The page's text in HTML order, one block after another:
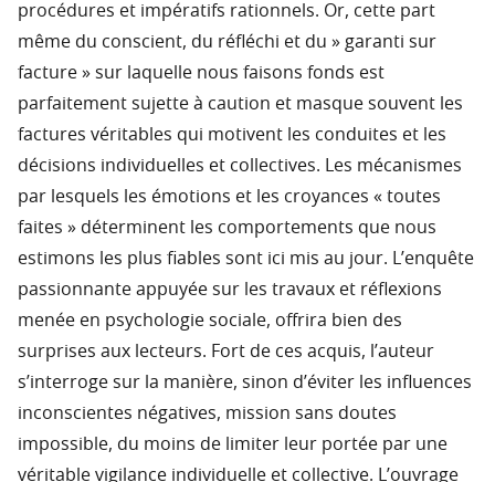
procédures et impératifs rationnels. Or, cette part
même du conscient, du réfléchi et du » garanti sur
facture » sur laquelle nous faisons fonds est
parfaitement sujette à caution et masque souvent les
factures véritables qui motivent les conduites et les
décisions individuelles et collectives. Les mécanismes
par lesquels les émotions et les croyances « toutes
faites » déterminent les comportements que nous
estimons les plus fiables sont ici mis au jour. L’enquête
passionnante appuyée sur les travaux et réflexions
menée en psychologie sociale, offrira bien des
surprises aux lecteurs. Fort de ces acquis, l’auteur
s’interroge sur la manière, sinon d’éviter les influences
inconscientes négatives, mission sans doutes
impossible, du moins de limiter leur portée par une
véritable vigilance individuelle et collective. L’ouvrage